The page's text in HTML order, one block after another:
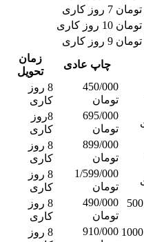
7 روز کاری
10 روز کاری
9 روز کاری
چاپ عادی
زمان
تحویل
450/000
تومان
8 روز
کاری
695/000
تومان
8روز
کاری
899/000
تومان
8 روز
کاری
1/599/000
تومان
8 روز
کاری
کارت ویزیت شیشه ای نیمه شفاف 500
490/000
تومان
8 روز
کاری
کارت ویزیت شیشه ای نیمه شفاف 1000 910/000
8 روز